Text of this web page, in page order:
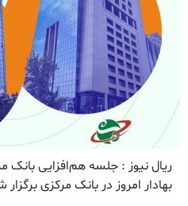
ریال نیوز : جلسه هم‌افزایی بانک
بهادار امروز در بانک مرکزی برگزار